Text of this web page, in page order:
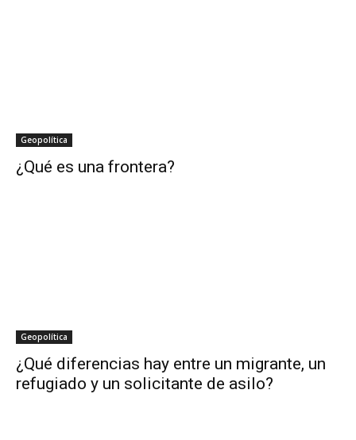
Geopolítica
¿Qué es una frontera?
Geopolítica
¿Qué diferencias hay entre un migrante, un
refugiado y un solicitante de asilo?